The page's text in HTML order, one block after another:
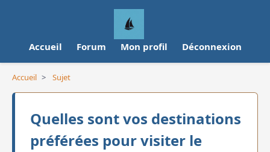
Accueil Forum Mon profil Déconnexion
Accueil > Sujet
Quelles sont vos destinations
préférées pour visiter le